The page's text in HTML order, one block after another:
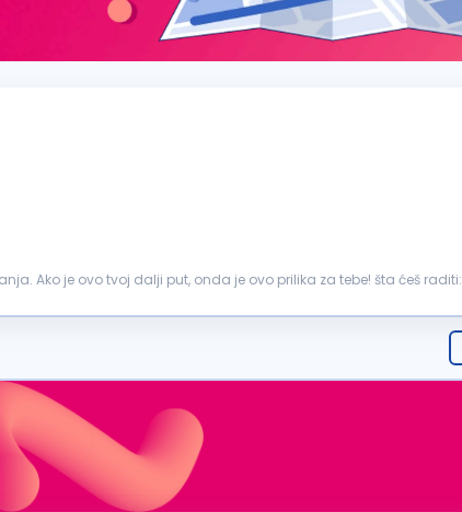
Ako je ovo tvoj dalji put, onda je ovo prilika za tebe! šta ćeš raditi: